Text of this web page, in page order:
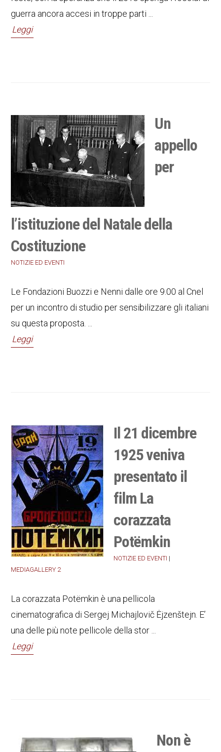
guerra ancora accesi in troppe parti ...
Leggi
Un
appello
per
l’istituzione del Natale della
Costituzione
NOTIZIE ED EVENTI
Le Fondazioni Buozzi e Nenni dalle ore 9.00 al Cnel
per un incontro di studio per sensibilizzare gli italiani
su questa proposta. ...
Leggi
Il 21 dicembre
1925 veniva
presentato il
film La
corazzata
Potëmkin
NOTIZIE ED EVENTI |
MEDIAGALLERY 2
La corazzata Potëmkin è una pellicola
cinematografica di Sergej Michajlovič Ėjzenštejn. E’
una delle più note pellicole della stor ...
Leggi
Non è